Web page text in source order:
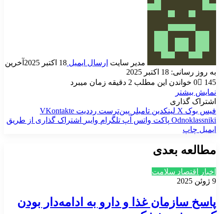
مدیر سایت ارسال ایمیل 18 اکتبر 2025
آخرین
به روز رسانی: 18 اکتبر 2025
0
145
خواندن این مطلب 2 دقیقه زمان میبرد
نمایش بیشتر
اشتراک گذاری
فیس بوک X لینکدین ‫تامبلر ‫پین‌ترست ‫رددیت ‫VKontakte
‫Odnoklassniki پاکت واتس آپ تلگرام وایبر
اشتراک گذاری از طریق
ایمیل چاپ
مطالعه بعدی
اخبار اقتصاد سلامت
9 ژوئن 2025
پاسخ سازمان غذا و دارو به ادامه‌دار بودن